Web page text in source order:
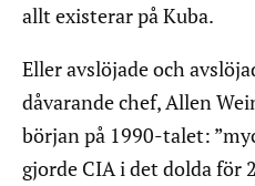
allt existerar på Kuba.
Eller avslöjade och
dåvarande chef, Allen
början på 1990-talet:
gjorde CIA i det dolda för